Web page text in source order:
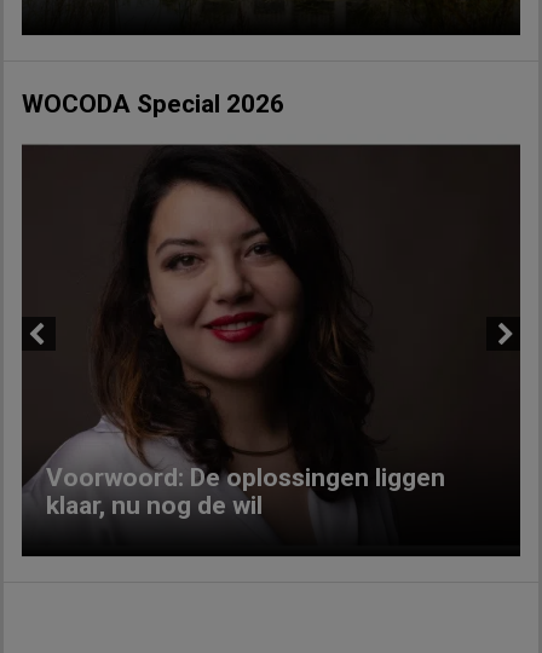
WOCODA Special 2026
Voorwoord: De oplossingen liggen
klaar, nu nog de wil